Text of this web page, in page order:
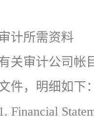
计所需资料
关审计公司帐
件，明细如下
Financial